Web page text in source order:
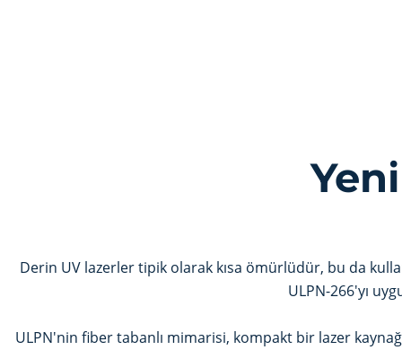
Derin UV lazerler tipik olarak kısa ömürlüdür, bu da
ULPN-266'yı
ULPN'nin fiber tabanlı mimarisi, kompakt bir lazer